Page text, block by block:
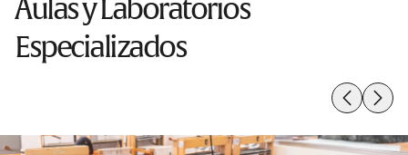
Aulas y Laboratorios
Especializados